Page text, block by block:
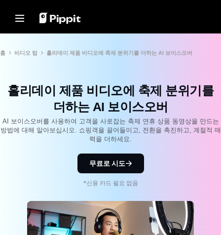
Home
솔루션
콘텐츠 허브
솔루션
제품 링크를 입력하거나 시각 자료
를 업로드하여 흥미로운 마케팅 동
영상을 즉시 만듭니다.
리소스
커뮤니티
전자상거래 PowerLab
TikTok Ads Manager
고객 사례
Paw Smart's Story
Sleep Shop's Story
2911 Studio Art's Story
Lover Brand Fashion's Story
고객 지원 센터
콘텐츠 허브
이미지 팁
온라인으로 사진 배경 변경
2024년 베스트 8 벌크 이미지 리
사이저
투명한 배경 팁
판매 촉진 프로모션 비디오 만들
10가지 프로모션 비디오 아이디
최고의 프로모션 비디오 템플릿
웹 사이트
7 홍보 포스터 아이디어
AI 모델
AI 모델
Seedream
Seedance
Nano Banana Pro
홈 비디오 팁 홀리데이 제품 비디오에 축제 분위기를 더하는 AI 보이스오버
홀리데이 제품 비디오에 축제 분위기를
더하는 AI 보이스오버
AI 보이스오버를 사용하여 고객을 사로잡는 축제 연휴 상품 동영상을 만드는
방법에 대해 알아보십시오. 쇼핑객을 끌어들이고, 전환을 촉진하고, 계절적 매
력을 더하세요.
무료로 시도
*신용 카드 필요 없음